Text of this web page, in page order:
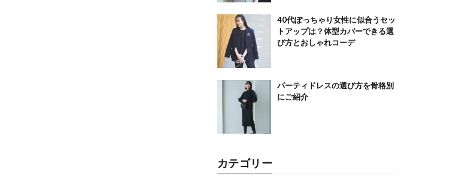
40代ぽっちゃり女性に似合うセッ
トアップは？体型カバーできる選
び方とおしゃれコーデ
パーティドレスの選び方を骨格別
にご紹介
カテゴリー